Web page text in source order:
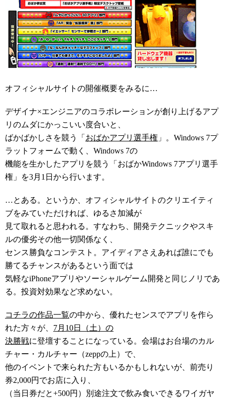
オフィシャルサイトの開催概要をみるに…
デザイナ×エンジニアのコラボレーションが創り上げるアプ
リのムダにかっこいい度合いと、
ばかばかしさを競う「 おばかアプリ選手権 」。Windows 7プ
ラットフォームで動く、Windows 7の
機能を生かしたアプリを競う「おばかWindows 7アプリ選手
権」を3月1日から行います。
…とある。というか、オフィシャルサイトのクリエイティ
ブをみていただければ、ゆるさ加減が
見て取れると思われる。すなわち、開発テクニックやスキ
ルの優劣その他一切関係なく、
センス勝負なコンテスト。アイディアさえあれば誰にでも
勝てるチャンスがあるという面では
気軽なiPhoneアプリやソーシャルゲーム開発と同じノリであ
る。投資対効果など求めない。
コチラの作品一覧の中から、優れたセンスでアプリを作ら
れた方々が、 7月10日（土）の
決勝戦に登壇することになっている。会場はお台場のカル
チャー・カルチャー（zeppの上）で、
他のイベントで来られた方もいるかもしれないが、前売り
券2,000円でお店に入り、
（当日券だと+500円）別途注文で飲み食いできるワイガヤ